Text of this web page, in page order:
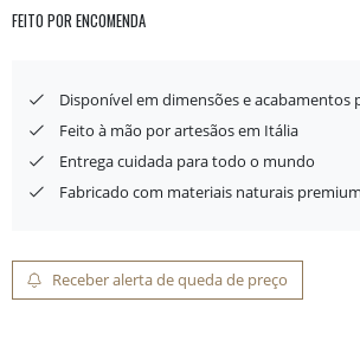
FEITO POR ENCOMENDA
Disponível em dimensões e acabamentos
Feito à mão por artesãos em Itália
Entrega cuidada para todo o mundo
Fabricado com materiais naturais premium
Receber alerta de queda de preço